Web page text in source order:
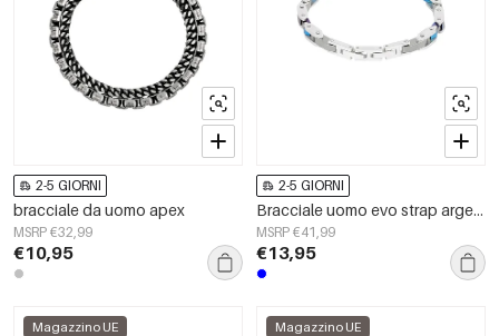
2-5 GIORNI
bracciale da uomo apex
MSRP €32,99
€10,95
2-5 GIORNI
Bracciale uomo evo strap argento blu
MSRP €41,99
€13,95
Magazzino UE Magazzino UE